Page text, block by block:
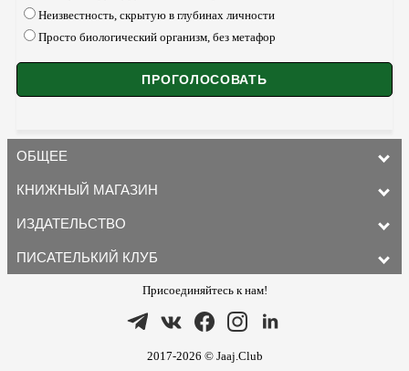
Неизвестность, скрытую в глубинах личности
Просто биологический организм, без метафор
ОБЩЕЕ
КНИЖНЫЙ МАГАЗИН
ИЗДАТЕЛЬСТВО
ПИСАТЕЛЬКИЙ КЛУБ
Присоединяйтесь к нам!
2017-2026 © Jaaj.Club